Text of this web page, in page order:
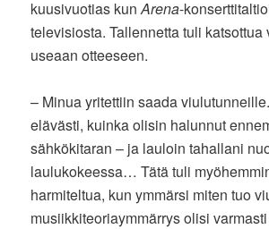
kuusivuotias kunArena-
televisiosta. Tallennetta tuli
useaan otteeseen.
– Minua yritettiin saada
elävästi, kuinka olisin halunnut
sähkökitaran – ja lauloin tahallani
laulukokeessa… Tätä tuli
harmiteltua, kun ymmärsi miten tuo
musiikkiteoriaymmärrys olisi